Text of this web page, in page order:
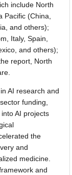
include North
Pacific (China,
and others);
Italy, Spain,
and others);
report, North
AI research and
funding,
AI projects
the
and
medicine.
and